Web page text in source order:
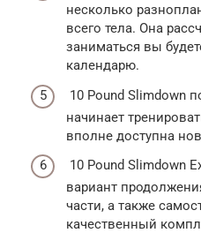
несколько
всего тела. Она
заниматься вы
календарю.
10 Pound Slimdown
начинает
вполне доступна
10 Pound Slimdown
вариант
части, а также
качественный